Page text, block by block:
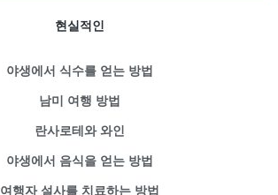
현실적인
야생에서 식수를 얻는 방법
남미 여행 방법
란사로테와 와인
야생에서 음식을 얻는 방법
여행자 설사를 치료하는 방법